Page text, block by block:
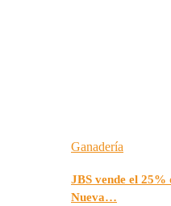
Ganadería
JBS vende el 25%
Nueva…